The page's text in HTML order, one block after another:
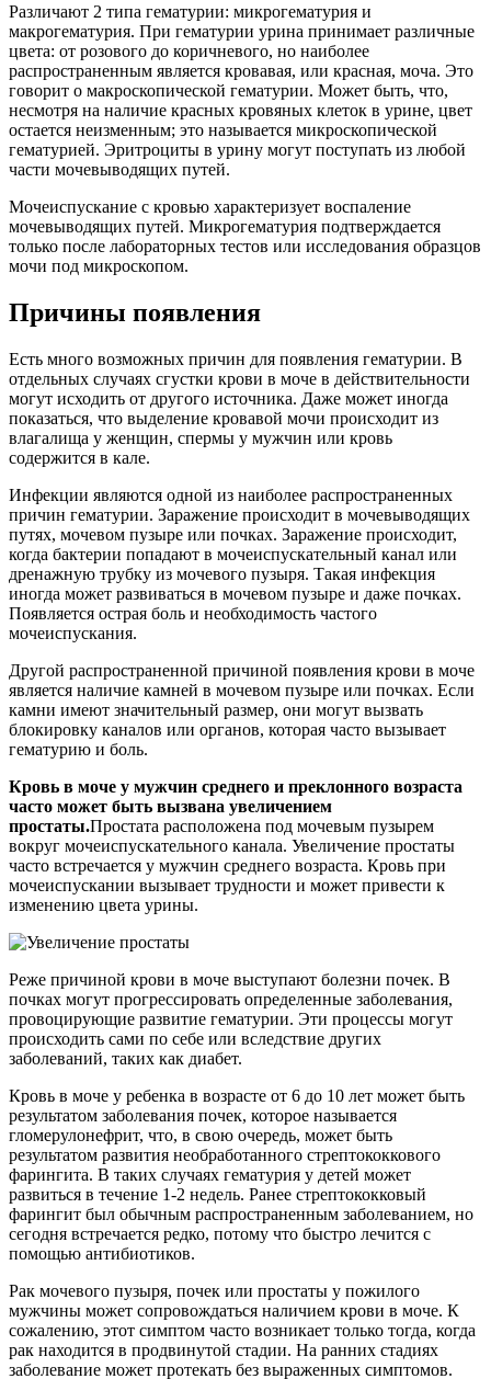
Различают 2 типа гематурии: микрогематурия и
макрогематурия. При гематурии урина принимает различные
цвета: от розового до коричневого, но наиболее
распространенным является кровавая, или красная, моча. Это
говорит о макроскопической гематурии. Может быть, что,
несмотря на наличие красных кровяных клеток в урине, цвет
остается неизменным; это называется микроскопической
гематурией. Эритроциты в урину могут поступать из любой
части мочевыводящих путей.
Мочеиспускание с кровью характеризует воспаление
мочевыводящих путей. Микрогематурия подтверждается
только после лабораторных тестов или исследования образцов
мочи под микроскопом.
Причины появления
Есть много возможных причин для появления гематурии. В
отдельных случаях сгустки крови в моче в действительности
могут исходить от другого источника. Даже может иногда
показаться, что выделение кровавой мочи происходит из
влагалища у женщин, спермы у мужчин или кровь
содержится в кале.
Инфекции являются одной из наиболее распространенных
причин гематурии. Заражение происходит в мочевыводящих
путях, мочевом пузыре или почках. Заражение происходит,
когда бактерии попадают в мочеиспускательный канал или
дренажную трубку из мочевого пузыря. Такая инфекция
иногда может развиваться в мочевом пузыре и даже почках.
Появляется острая боль и необходимость частого
мочеиспускания.
Другой распространенной причиной появления крови в моче
является наличие камней в мочевом пузыре или почках. Если
камни имеют значительный размер, они могут вызвать
блокировку каналов или органов, которая часто вызывает
гематурию и боль.
Кровь в моче у мужчин среднего и преклонного возраста
часто может быть вызвана увеличением
простаты.Простата расположена под мочевым пузырем
вокруг мочеиспускательного канала. Увеличение простаты
часто встречается у мужчин среднего возраста. Кровь при
мочеиспускании вызывает трудности и может привести к
изменению цвета урины.
Реже причиной крови в моче выступают болезни почек. В
почках могут прогрессировать определенные заболевания,
провоцирующие развитие гематурии. Эти процессы могут
происходить сами по себе или вследствие других
заболеваний, таких как диабет.
Кровь в моче у ребенка в возрасте от 6 до 10 лет может быть
результатом заболевания почек, которое называется
гломерулонефрит, что, в свою очередь, может быть
результатом развития необработанного стрептококкового
фарингита. В таких случаях гематурия у детей может
развиться в течение 1-2 недель. Ранее стрептококковый
фарингит был обычным распространенным заболеванием, но
сегодня встречается редко, потому что быстро лечится с
помощью антибиотиков.
Рак мочевого пузыря, почек или простаты у пожилого
мужчины может сопровождаться наличием крови в моче. К
сожалению, этот симптом часто возникает только тогда, когда
рак находится в продвинутой стадии. На ранних стадиях
заболевание может протекать без выраженных симптомов.